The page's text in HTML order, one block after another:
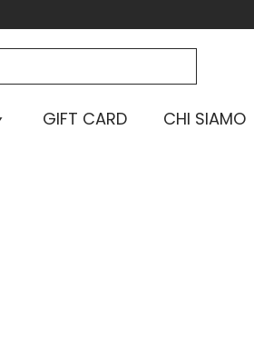
GIFT CARD CHI SIAMO